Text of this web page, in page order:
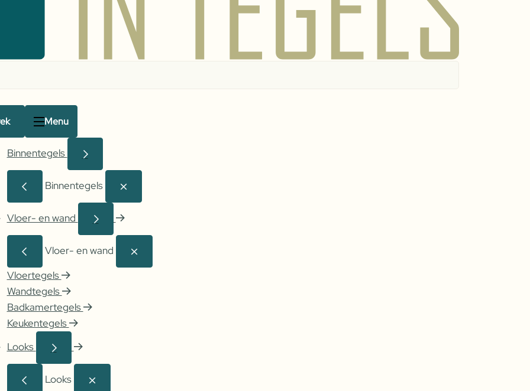
Menu
Binnentegels
Binnentegels
Vloer- en wand
Vloer- en wand
Vloertegels
Wandtegels
Badkamertegels
Keukentegels
Looks
Looks